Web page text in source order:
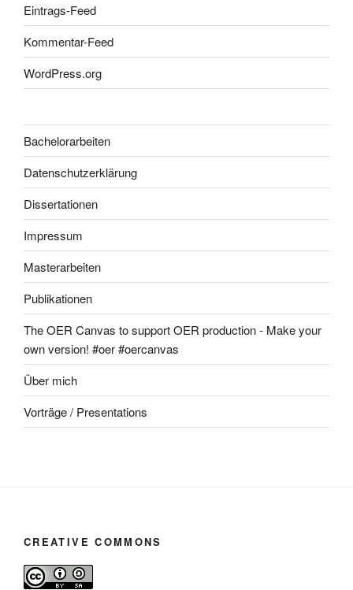
Eintrags-Feed
Kommentar-Feed
WordPress.org
Bachelorarbeiten
Datenschutzerklärung
Dissertationen
Impressum
Masterarbeiten
Publikationen
The OER Canvas to support OER production - Make your
own version! #oer #oercanvas
Über mich
Vorträge / Presentations
CREATIVE COMMONS